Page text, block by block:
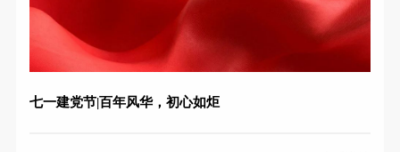
七一建党节|百年风华，初心如炬